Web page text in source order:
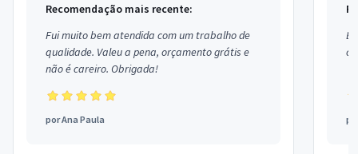
Recomendação mais recente:
Fui muito bem atendida com um trabalho de
qualidade. Valeu a pena, orçamento grátis e
não é careiro. Obrigada!
porAna Paula